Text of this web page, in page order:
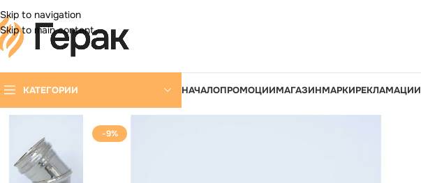
Skip to navigation
Skip to main content
КАТЕГОРИИ НАЧАЛОПРОМОЦИИМАГАЗИНМАРКИРЕКЛАМАЦИИ
-9%